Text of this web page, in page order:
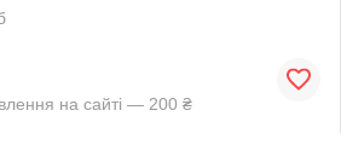
на сайті — 200 ₴